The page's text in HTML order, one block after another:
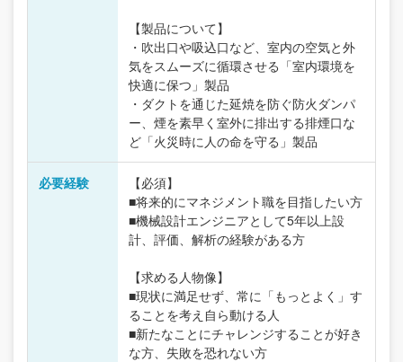
【製品について】
・吹出口や吸込口など、室内の空気と外
気をスムーズに循環させる「室内環境を
快適に保つ」製品
・ダクトを通じた延焼を防ぐ防火ダンパ
ー、煙を素早く室外に排出する排煙口な
ど「火災時に人の命を守る」製品
必要経験
【必須】
■将来的にマネジメント職を目指したい方
■機械設計エンジニアとして5年以上設
計、評価、解析の経験がある方
【求める人物像】
■現状に満足せず、常に「もっとよく」す
ることを考え自ら動ける人
■新たなことにチャレンジすることが好き
な方、失敗を恐れない方